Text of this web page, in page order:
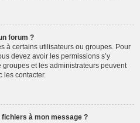
forum ?
à certains utilisateurs ou groupes. Pour
devez avoir les permissions s’y
et les administrateurs peuvent
les contacter.
à mon message ?